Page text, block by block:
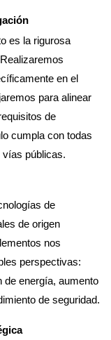
es la rigurosa
en el
para alinear
de
cumpla con todas
públicas.
de
de origen
nos
perspectivas:
de energía, aumento
de seguridad.